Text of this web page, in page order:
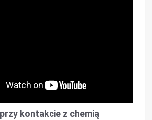
przy kontakcie z chemią